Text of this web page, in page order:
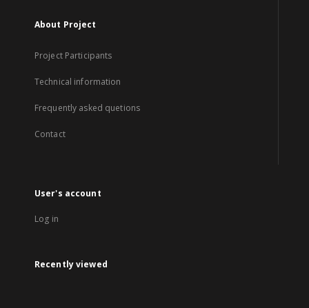
About Project
Project Participants
Technical information
Frequently asked quetions
Contact
User's account
Log in
Recently viewed